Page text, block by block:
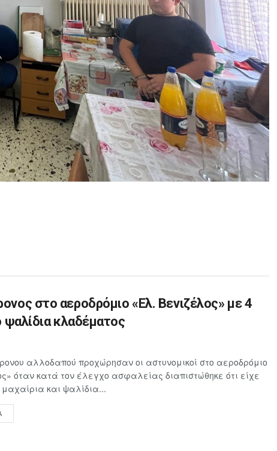
στο αεροδρόμιο «Ελ. Βενιζέλος» με 4
ψαλίδια κλαδέματος
αλλοδαπού προχώρησαν οι αστυνομικοί στο αεροδρόμιο
όταν κατά τον έλεγχο ασφαλείας διαπιστώθηκε ότι είχε
και ψαλίδια...